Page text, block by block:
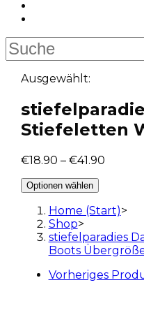
Ausgewählt:
Stiefeletten
€18.90 – €41.90
Optionen wählen
Home (Start)>
Shop>
stiefelparadies
Boots
Vorheriges